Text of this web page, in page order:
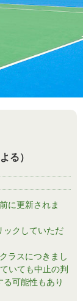
る）
に更新されま
ックしていただ
ラスにつきまし
いても中止の判
可能性もあり